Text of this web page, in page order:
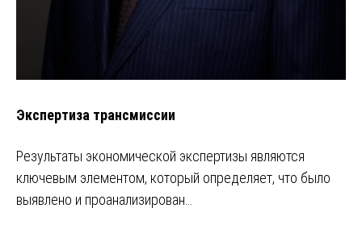
Экспертиза трансмиссии
Результаты экономической экспертизы являются
ключевым элементом, который определяет, что было
выявлено и проанализирован…